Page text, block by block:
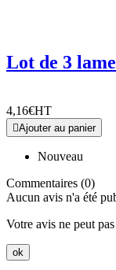
Lot de 3
4,16€HT
Ajouter au panier
Nouveau
Commentaires (0)
Aucun avis n'a été
Votre avis ne peut
ok